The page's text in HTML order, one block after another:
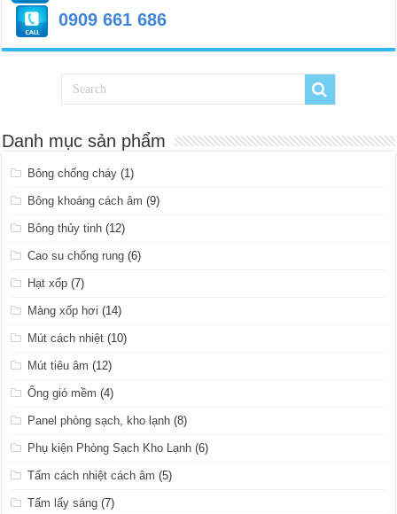
0909 661 686
Danh mục sản phẩm
Bông chống cháy (1)
Bông khoáng cách âm (9)
Bông thủy tinh (12)
Cao su chống rung (6)
Hạt xốp (7)
Màng xốp hơi (14)
Mút cách nhiệt (10)
Mút tiêu âm (12)
Ống gió mềm (4)
Panel phòng sạch, kho lạnh (8)
Phụ kiện Phòng Sạch Kho Lạnh (6)
Tấm cách nhiệt cách âm (5)
Tấm lấy sáng (7)